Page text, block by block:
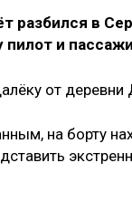
разбился в
пилот и
от
на борту